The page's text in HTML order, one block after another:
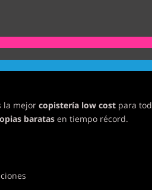
la mejor copistería low cost para
baratas en tiempo récord.